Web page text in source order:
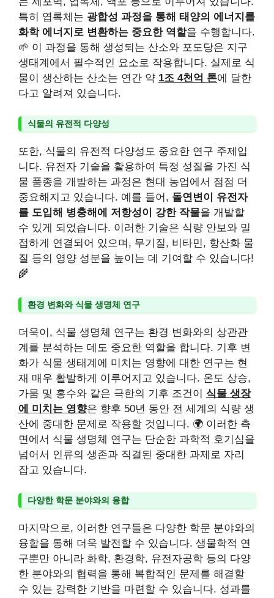
특히 엽록체는 광합성 과정을 통해 태양의 에너지를
화학 에너지로 변환하는 중요한 역할을 수행합니다.
🌱 이 과정을 통해 생성되는 산소와 포도당은 지구
생태계에서 필수적인 요소로 작용합니다. 실제로 식
물이 생산하는 산소는 연간 약 1조 4천억 톤에 달한
다고 알려져 있습니다.
식물의 유전적 다양성
또한, 식물의 유전적 다양성도 중요한 연구 주제입
니다. 유전자 기술을 활용하여 특정 성질을 가진 식
물 품종을 개발하는 과정은 현대 농업에서 점점 더
중요해지고 있습니다. 예를 들어, 돌연변이 유전자
를 도입해 병충해에 저항성이 강한 작물을 개발할
수 있게 되었습니다. 이러한 기술은 식량 안보와 밀
접하게 연결되어 있으며, 무기질, 비타민, 항산화 물
질 등의 영양 성분을 높이는 데 기여할 수 있습니다!
🌾
환경 변화와 식물 생명체 연구
더욱이, 식물 생명체 연구는 환경 변화와의 상관관
계를 분석하는 데도 중요한 역할을 합니다. 기후 변
화가 식물 생태계에 미치는 영향에 대한 연구는 현
재 매우 활발하게 이루어지고 있습니다. 온도 상승,
가뭄 및 홍수와 같은 극한의 기후 조건이 식물 생장
에 미치는 영향은 향후 50년 동안 전 세계의 식량 생
산에 중대한 문제로 작용할 것입니다. 🌍 이러한 측
면에서 식물 생명체 연구는 단순한 과학적 호기심을
넘어서 인류의 생존과 직결된 중대한 과제로 자리
잡고 있습니다.
다양한 학문 분야와의 융합
마지막으로, 이러한 연구들은 다양한 학문 분야와의
융합을 통해 더욱 발전할 수 있습니다. 생물학적 연
구뿐만 아니라 화학, 환경학, 유전자공학 등의 다양
한 분야와의 협력을 통해 복합적인 문제를 해결할
수 있는 강력한 기반을 마련할 수 있습니다. 성과를